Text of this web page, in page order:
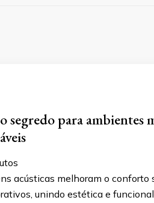
segredo para ambientes
acústicas melhoram o conforto
unindo estética e